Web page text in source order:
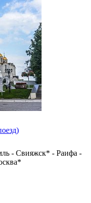
- Свияжск* - Раифа -